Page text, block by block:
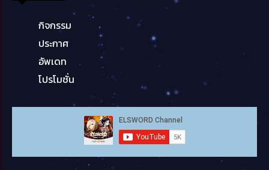
กิจกรรม
ประกาศ
อัพเดท
โปรโมชั่น